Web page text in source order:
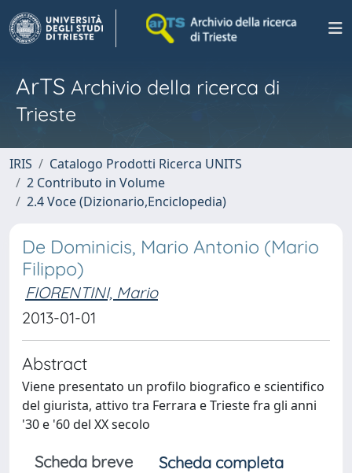
ArTS Archivio della ricerca di
Trieste
IRIS
Catalogo Prodotti Ricerca UNITS
2 Contributo in Volume
2.4 Voce (Dizionario,Enciclopedia)
De Dominicis, Mario Antonio (Mario
Filippo)
FIORENTINI, Mario
2013-01-01
Abstract
Viene presentato un profilo biografico e scientifico
del giurista, attivo tra Ferrara e Trieste fra gli anni
'30 e '60 del XX secolo
Scheda breve Scheda completa